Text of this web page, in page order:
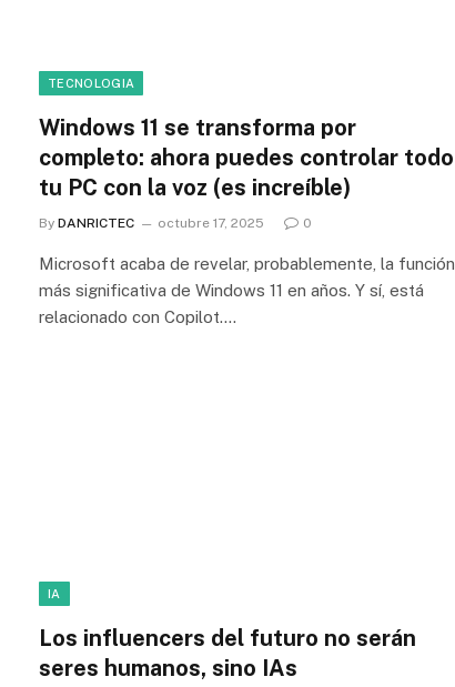
TECNOLOGIA
Windows 11 se transforma por
completo: ahora puedes controlar todo
tu PC con la voz (es increíble)
By DANRICTEC octubre 17, 2025 0
Microsoft acaba de revelar, probablemente, la función
más significativa de Windows 11 en años. Y sí, está
relacionado con Copilot.…
IA
Los influencers del futuro no serán
seres humanos, sino IAs